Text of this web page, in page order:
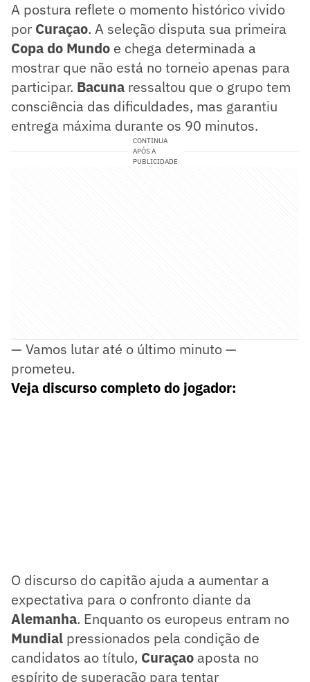
A postura reflete o momento histórico vivido
por Curaçao. A seleção disputa sua primeira
Copa do Mundo e chega determinada a
mostrar que não está no torneio apenas para
participar. Bacuna ressaltou que o grupo tem
consciência das dificuldades, mas garantiu
entrega máxima durante os 90 minutos.
CONTINUA
APÓS A
PUBLICIDADE
— Vamos lutar até o último minuto —
prometeu.
Veja discurso completo do jogador:
O discurso do capitão ajuda a aumentar a
expectativa para o confronto diante da
Alemanha. Enquanto os europeus entram no
Mundial pressionados pela condição de
candidatos ao título, Curaçao aposta no
espírito de superação para tentar